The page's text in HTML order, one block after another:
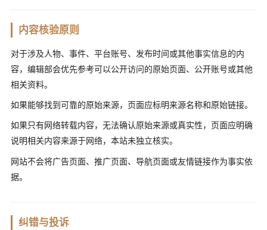
内容核验原则
对于涉及人物、事件、平台账号、发布时间或其他事实信息的内
容，编辑部会优先参考可以公开访问的原始页面、公开账号或其他
相关资料。
如果能够找到可靠的原始来源，页面应标明来源名称和原始链接。
如果只有网络转载内容，无法确认原始来源或真实性，页面应明确
说明相关内容来源于网络，本站未独立核实。
网站不会将广告页面、推广页面、导航页面或友情链接作为事实依
据。
纠错与投诉